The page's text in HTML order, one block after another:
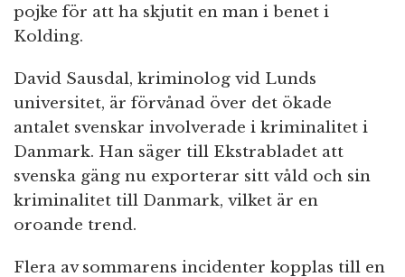
pojke för att ha skjutit en man i benet i
Kolding.
David Sausdal, kriminolog vid Lunds
universitet, är förvånad över det ökade
antalet svenskar involverade i kriminalitet i
Danmark. Han säger till Ekstrabladet att
svenska gäng nu exporterar sitt våld och sin
kriminalitet till Danmark, vilket är en
oroande trend.
Flera av sommarens incidenter kopplas till en